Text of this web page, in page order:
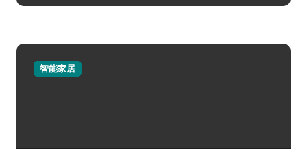
智能家居